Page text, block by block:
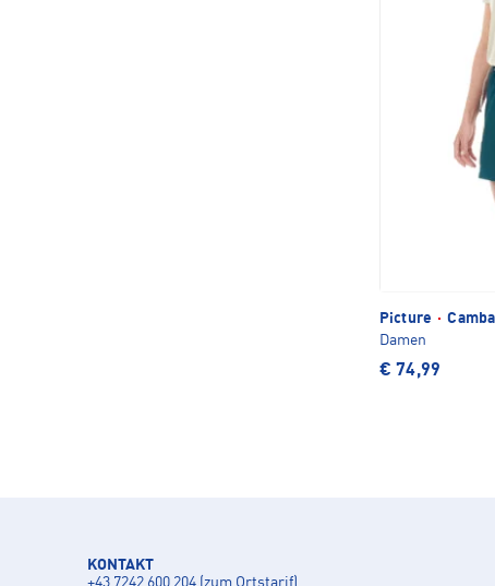
Picture ·
Damen
€ 74,99
KONTAKT